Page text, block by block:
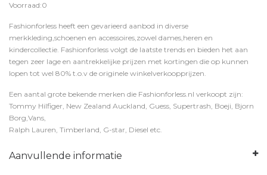
Voorraad:0
Fashionforless heeft een gevarieerd aanbod in diverse
merkkleding,schoenen en accessoires,zowel dames,heren en
kindercollectie. Fashionforless volgt de laatste trends en bieden het aan
tegen zeer lage en aantrekkelijke prijzen met kortingen die op kunnen
lopen tot wel 80% t.o.v de originele winkelverkoopprijzen.
Een aantal grote bekende merken die Fashionforless.nl verkoopt zijn:
Tommy Hilfiger, New Zealand Auckland, Guess, Supertrash, Boeji, Bjorn
Borg,Vans,
Ralph Lauren, Timberland, G-star, Diesel etc.
Aanvullende informatie